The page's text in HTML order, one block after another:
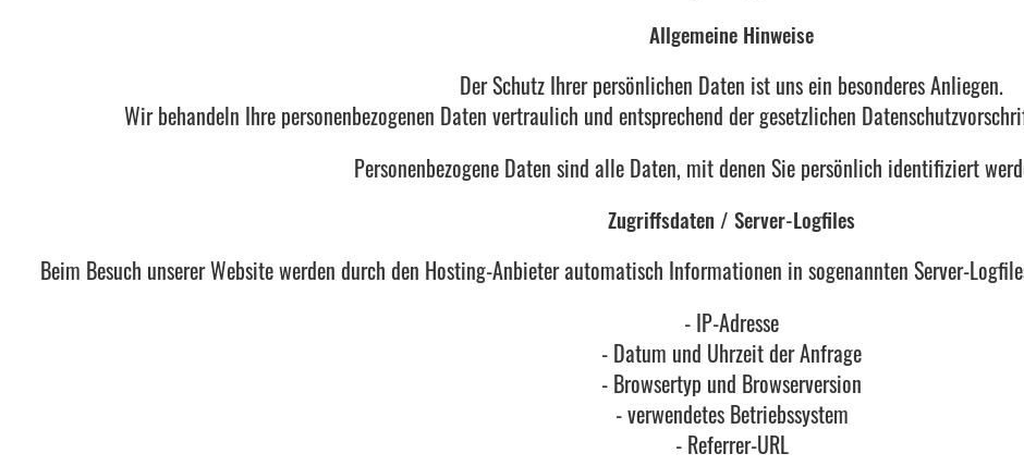
Allgemeine Hinweise
Der Schutz Ihrer persönlichen Daten ist uns ein besonderes Anliegen.
Wir behandeln Ihre personenbezogenen Daten vertraulich und entsprechend der gesetzlichen
Personenbezogene Daten sind alle Daten, mit denen Sie persönlich identifiziert
Zugriffsdaten / Server-Logfiles
Beim Besuch unserer Website werden durch den Hosting-Anbieter automatisch Informationen in sogenannten Server-
- IP-Adresse
- Datum und Uhrzeit der Anfrage
- Browsertyp und Browserversion
- verwendetes Betriebssystem
- Referrer-URL